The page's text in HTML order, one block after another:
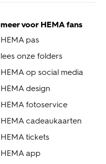
meer voor HEMA fans
HEMA pas
lees onze folders
HEMA op social media
HEMA design
HEMA fotoservice
HEMA cadeaukaarten
HEMA tickets
HEMA app